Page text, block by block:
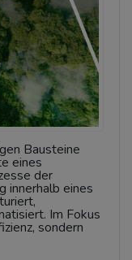
Bausteine
eines
der
innerhalb eines
Im Fokus
sondern